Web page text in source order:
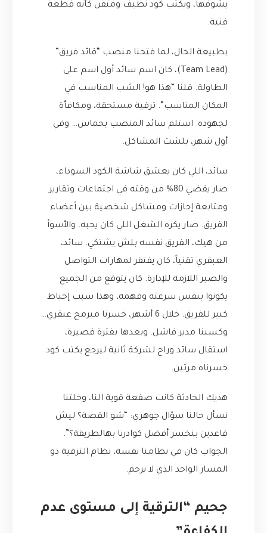
يشوفها، ويكتب كود نظيف ومتقن كأنه قطعة
فنية.
بطبيعة الحال، لما فتحنا منصب “قائد فريق”
(Team Lead)، كان اسم سائد أول اسم على
الطاولة. قلنا “هذا هو! الشب المناسب في
المكان المناسب”. ترقية مستحقة، ومكافأة
لجهوده. استلم سائد المنصب بحماس… وفي
أول شهر، بلشت المشاكل.
سائد، اللي كان يعشق شاشة الكود السوداء،
صار يقضي 80% من وقته في اجتماعات وتقارير
ومتابعة إجازات ومشاكل شخصية بين أعضاء
الفريق. صار يكره الشغل اللي كان يحبه. والأسوأ
من هيك، الفريق نفسه بلش يشتكي. سائد،
العبقري تقنياً، كان يفتقر لمهارات التواصل
والصبر اللازمة للإدارة. كان يتوقع من الجميع
يكونوا بنفس سرعته وفهمه، وهذا سبب إحباط
كبير للفريق. خلال 6 أشهر، خسرنا مبرمج عبقري…
وكسبنا مدير فاشل. وبعدها بفترة قصيرة،
استقال سائد وراح لشركة ثانية ليرجع يكتب كود.
خسرناه مرتين.
هذيك الحادثة كانت صفعة قوية النا، وخلتنا
نسأل حالنا سؤال جوهري: “شو القصة؟ ليش
قاعدين بنخسر أفضل كوادرنا بهالطريقة؟”.
الجواب كان في نظامنا نفسه، نظام الترقية ذو
المسار الواحد الذي لا يرحم.
جحيم “الترقية إلى مستوى عدم